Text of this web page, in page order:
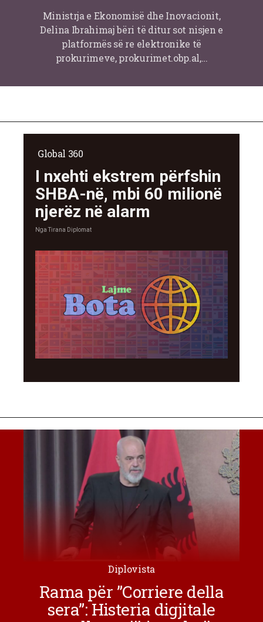
Ministrja e Ekonomisë dhe Inovacionit,
Delina Ibrahimaj bëri të ditur sot nisjen e
platformës së re elektronike të
prokurimeve, prokurimet.obp.al,…
Global 360
I nxehti ekstrem përfshin
SHBA-në, mbi 60 milionë
njerëz në alarm
NgaTirana Diplomat
Diplovista
Rama për ”Corriere della
sera”: Histeria digjitale